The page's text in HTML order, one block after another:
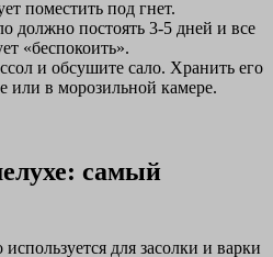
поместить под гнет.
должно постоять 3-5 дней и все
«беспокоить».
и обсушите сало. Хранить его
или в морозильной камере.
самый
для засолки и варки